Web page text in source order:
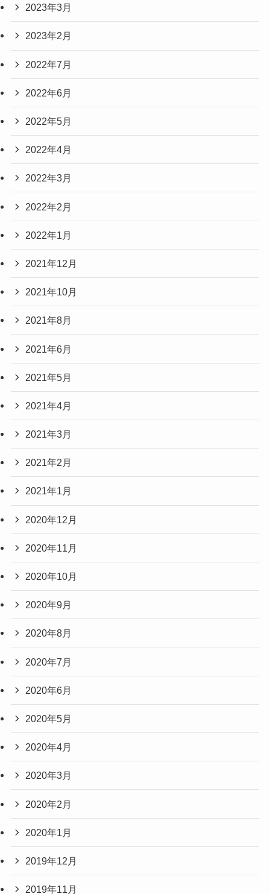
2023年3月
2023年2月
2022年7月
2022年6月
2022年5月
2022年4月
2022年3月
2022年2月
2022年1月
2021年12月
2021年10月
2021年8月
2021年6月
2021年5月
2021年4月
2021年3月
2021年2月
2021年1月
2020年12月
2020年11月
2020年10月
2020年9月
2020年8月
2020年7月
2020年6月
2020年5月
2020年4月
2020年3月
2020年2月
2020年1月
2019年12月
2019年11月